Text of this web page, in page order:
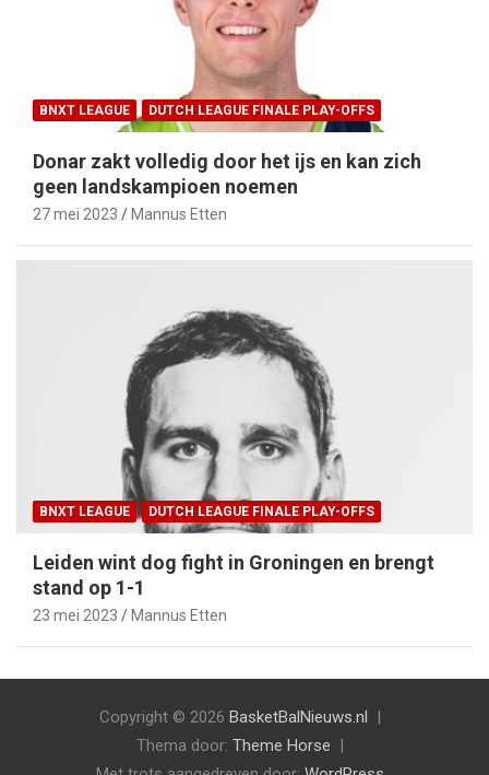
BNXT LEAGUE DUTCH LEAGUE FINALE PLAY-OFFS
Donar zakt volledig door het ijs en kan zich
geen landskampioen noemen
27 mei 2023 Mannus Etten
BNXT LEAGUE DUTCH LEAGUE FINALE PLAY-OFFS
Leiden wint dog fight in Groningen en brengt
stand op 1-1
23 mei 2023 Mannus Etten
Copyright © 2026 BasketBalNieuws.nl
Thema door: Theme Horse